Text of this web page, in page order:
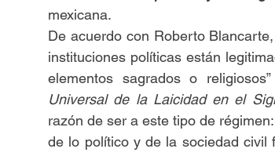
mexicana.
De acuerdo con Roberto
instituciones políticas están
elementos sagrados o
Universal de la Laicidad en el
razón de ser a este tipo de
de lo político y de la sociedad civil